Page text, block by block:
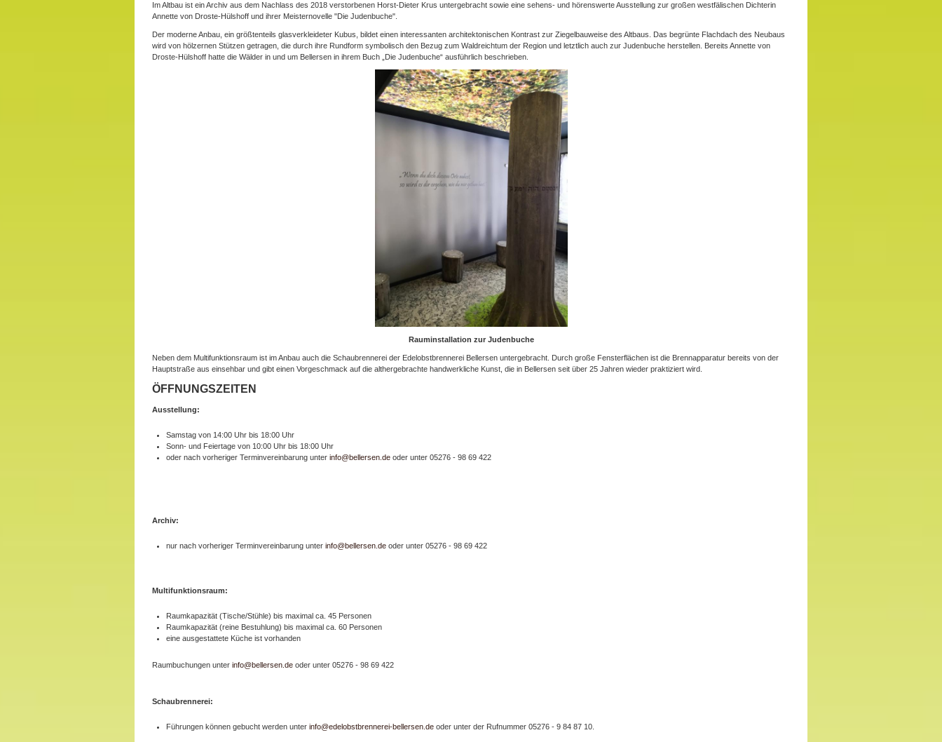
Im Altbau ist ein Archiv aus dem Nachlass des 2018 verstorbenen Horst-Dieter Krus untergebracht sowie eine sehens- und hörenswerte Ausstellung zur großen westfälischen Dichterin
Annette von Droste-Hülshoff und ihrer Meisternovelle "Die Judenbuche".
Der moderne Anbau, ein größtenteils glasverkleideter Kubus, bildet einen interessanten architektonischen Kontrast zur Ziegelbauweise des Altbaus. Das begrünte Flachdach des Neubaus
wird von hölzernen Stützen getragen, die durch ihre Rundform symbolisch den Bezug zum Waldreichtum der Region und letztlich auch zur Judenbuche herstellen. Bereits Annette von
Droste-Hülshoff hatte die Wälder in und um Bellersen in ihrem Buch „Die Judenbuche“ ausführlich beschrieben.
Rauminstallation zur Judenbuche
Neben dem Multifunktionsraum ist im Anbau auch die Schaubrennerei der Edelobstbrennerei Bellersen untergebracht. Durch große Fensterflächen ist die Brennapparatur bereits von der
Hauptstraße aus einsehbar und gibt einen Vorgeschmack auf die althergebrachte handwerkliche Kunst, die in Bellersen seit über 25 Jahren wieder praktiziert wird.
ÖFFNUNGSZEITEN
Ausstellung:
Samstag von 14:00 Uhr bis 18:00 Uhr
Sonn- und Feiertage von 10:00 Uhr bis 18:00 Uhr
oder nach vorheriger Terminvereinbarung unter info@bellersen.de oder unter 05276 - 98 69 422
Archiv:
nur nach vorheriger Terminvereinbarung unter info@bellersen.de oder unter 05276 - 98 69 422
Multifunktionsraum:
Raumkapazität (Tische/Stühle) bis maximal ca. 45 Personen
Raumkapazität (reine Bestuhlung) bis maximal ca. 60 Personen
eine ausgestattete Küche ist vorhanden
Raumbuchungen unter info@bellersen.de oder unter 05276 - 98 69 422
Schaubrennerei:
Führungen können gebucht werden unter info@edelobstbrennerei-bellersen.de oder unter der Rufnummer 05276 - 9 84 87 10.